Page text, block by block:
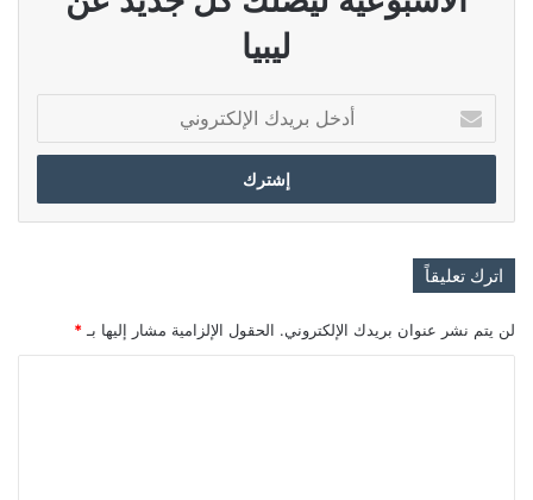
ليبيا
بريدك
الإلكتروني
اترك تعليقاً
لن يتم نشر عنوان بريدك الإلكتروني. الحقول الإلزامية مشار إليها بـ *